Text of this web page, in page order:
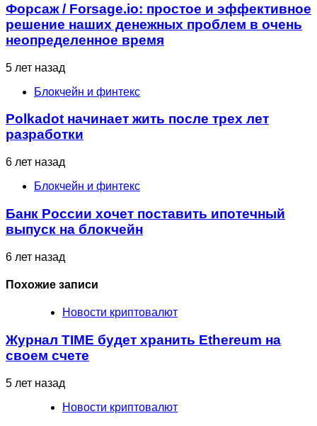
Форсаж / Forsage.io: простое и эффективное
решение наших денежных проблем в очень
неопределенное время
5 лет назад
Блокчейн и финтекс
Polkadot начинает жить после трех лет
разработки
6 лет назад
Блокчейн и финтекс
Банк России хочет поставить ипотечный
выпуск на блокчейн
6 лет назад
Похожие записи
Новости криптовалют
Журнал TIME будет хранить Ethereum на
своем счете
5 лет назад
Новости криптовалют